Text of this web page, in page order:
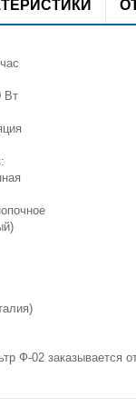
Вт
Ф-02 заказывается